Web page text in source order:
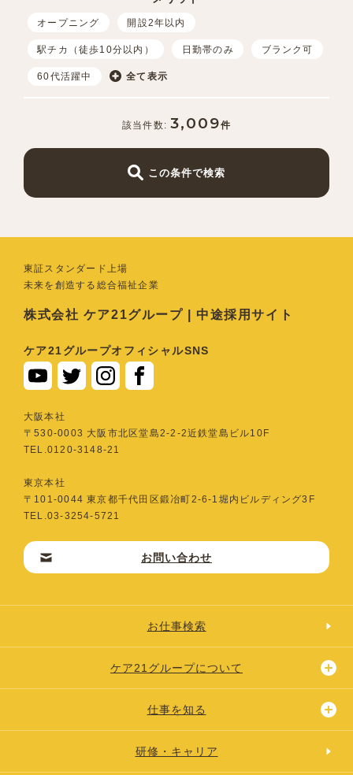
オープニング 開設2年以内
駅チカ（徒歩10分以内） 日勤帯のみ ブランク可
60代活躍中 全て表示
3,009件
この条件で検索
東証スタンダード上場
未来を創造する総合福祉企業
株式会社 ケア21グループ | 中途採用サイト
ケア21グループオフィシャルSNS
⼤阪本社
〒530-0003 ⼤阪市北区堂島2-2-2近鉄堂島ビル10F
TEL.0120-3148-21
東京本社
〒101-0044 東京都千代⽥区鍛冶町2-6-1堀内ビルディング3F
TEL.03-3254-5721
お問い合わせ
お仕事検索
ケア21グループについて
仕事を知る
研修・キャリア